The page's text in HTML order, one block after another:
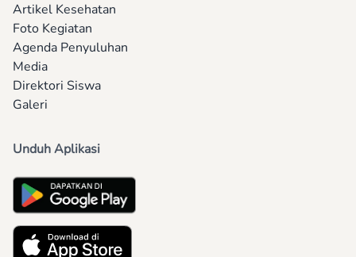
Artikel Kesehatan
Foto Kegiatan
Agenda Penyuluhan
Media
Direktori Siswa
Galeri
Unduh Aplikasi